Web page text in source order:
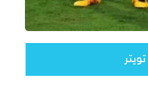
تويتر